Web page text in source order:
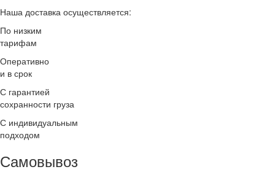
Наша доставка осуществляется:
По низким
тарифам
Оперативно
и в срок
С гарантией
сохранности груза
С индивидуальным
подходом
Самовывоз